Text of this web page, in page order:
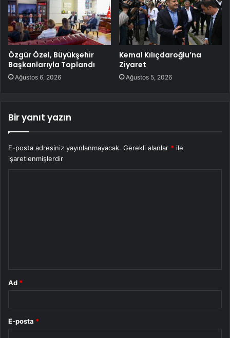
Özgür Özel, Büyükşehir
Başkanlarıyla Toplandı
Ağustos 6, 2026
Kemal Kılıçdaroğlu’na
Ziyaret
Ağustos 5, 2026
Bir yanıt yazın
E-posta adresiniz yayınlanmayacak. Gerekli alanlar * ile
işaretlenmişlerdir
Ad *
E-posta *